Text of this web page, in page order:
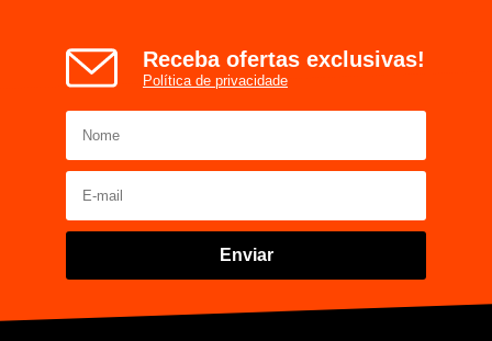
Receba ofertas exclusivas!
Política de privacidade
Enviar